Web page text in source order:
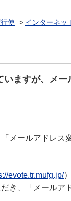
使 > インターネッ
ますが、メ
メールアドレス
evote.tr.mufg.jp/
き、「メールア